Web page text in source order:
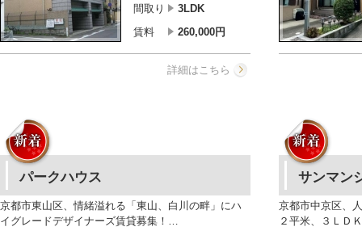
間取り
3LDK
賃料
260,000円
詳細はこちら
パークハウス
京都市東山区、情緒溢れる「東山、白川の畔」にハ
イグレードデザイナーズ賃貸募集！…
サンマン
京都市中京区、
２平米、３Ｌ